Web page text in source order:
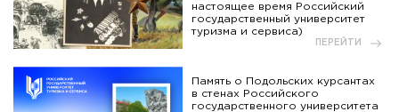
настоящее время Российский
государственный университет
туризма и сервиса)
ПЕРЕЙТИ
Память о Подольских курсантах
в стенах Российского
государственного университета